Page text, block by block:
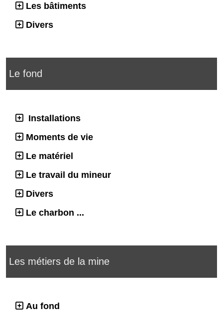
Les bâtiments
Divers
Le fond
Installations
Moments de vie
Le matériel
Le travail du mineur
Divers
Le charbon ...
Les métiers de la mine
Au fond